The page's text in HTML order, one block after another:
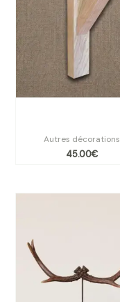
Autres décorations
45.00€